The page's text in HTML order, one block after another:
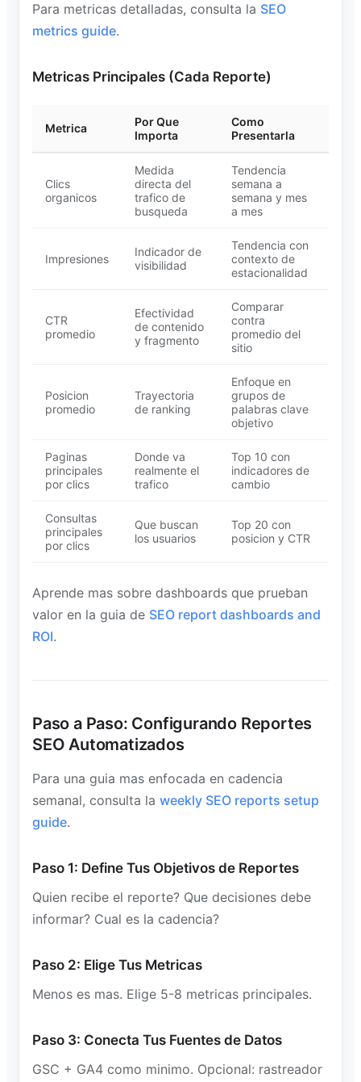
Para metricas detalladas, consulta la SEO
metrics guide.
Metricas Principales (Cada Reporte)
Metrica
Por Que
Importa
Como
Presentarla
Clics
organicos
Medida
directa del
trafico de
busqueda
Tendencia
semana a
semana y mes
a mes
Impresiones
Indicador de
visibilidad
Tendencia con
contexto de
estacionalidad
CTR
promedio
Efectividad
de contenido
y fragmento
Comparar
contra
promedio del
sitio
Posicion
promedio
Trayectoria
de ranking
Enfoque en
grupos de
palabras clave
objetivo
Paginas
principales
por clics
Donde va
realmente el
trafico
Top 10 con
indicadores de
cambio
Consultas
principales
por clics
Que buscan
los usuarios
Top 20 con
posicion y CTR
Aprende mas sobre dashboards que prueban
valor en la guia de SEO report dashboards and
ROI.
Paso a Paso: Configurando Reportes
SEO Automatizados
Para una guia mas enfocada en cadencia
semanal, consulta la weekly SEO reports setup
guide.
Paso 1: Define Tus Objetivos de Reportes
Quien recibe el reporte? Que decisiones debe
informar? Cual es la cadencia?
Paso 2: Elige Tus Metricas
Menos es mas. Elige 5-8 metricas principales.
Paso 3: Conecta Tus Fuentes de Datos
GSC + GA4 como minimo. Opcional: rastreador